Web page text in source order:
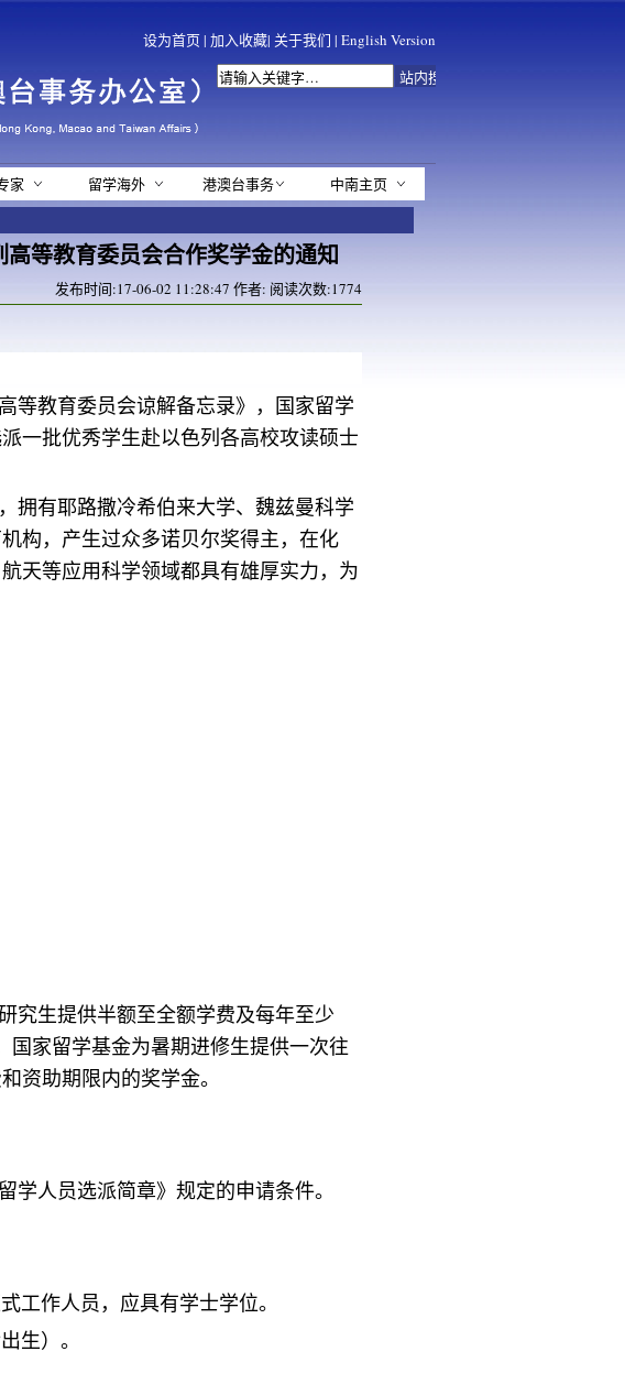
设为首页| 加入收藏| 关于我们 | English Version
家 留学海外 港澳台事务
中南主页
等教育委员会合作奖学金的通知
发布时间:17-06-02 11:28:47 作者: 阅读次数:1774
等教育委员会谅解备忘录》，国家留学
一批优秀学生赴以色列各高校攻读硕士
拥有耶路撒冷希伯来大学、魏兹曼科学
构，产生过众多诺贝尔奖得主，在化
天等应用科学领域都具有雄厚实力，为
究生提供半额至全额学费及每年至少
家留学基金为暑期进修生提供一次往
资助期限内的奖学金。
学人员选派简章》规定的申请条件。
工作人员，应具有学士学位。
生）。